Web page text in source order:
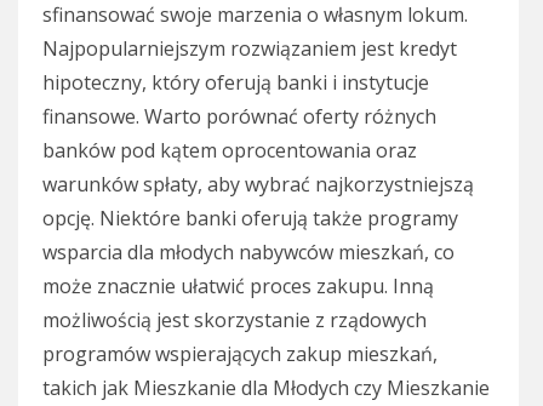
sfinansować swoje marzenia o własnym lokum.
Najpopularniejszym rozwiązaniem jest kredyt
hipoteczny, który oferują banki i instytucje
finansowe. Warto porównać oferty różnych
banków pod kątem oprocentowania oraz
warunków spłaty, aby wybrać najkorzystniejszą
opcję. Niektóre banki oferują także programy
wsparcia dla młodych nabywców mieszkań, co
może znacznie ułatwić proces zakupu. Inną
możliwością jest skorzystanie z rządowych
programów wspierających zakup mieszkań,
takich jak Mieszkanie dla Młodych czy Mieszkanie